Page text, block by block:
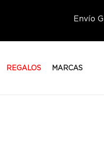
Envío
REGALOS MARCAS